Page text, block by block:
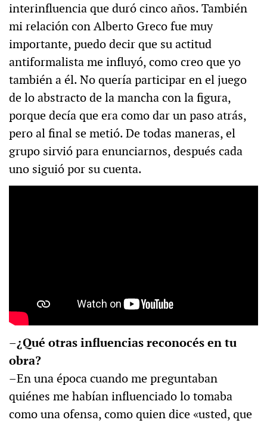
interinfluencia que duró cinco años. También
mi relación con Alberto Greco fue muy
importante, puedo decir que su actitud
antiformalista me influyó, como creo que yo
también a él. No quería participar en el juego
de lo abstracto de la mancha con la figura,
porque decía que era como dar un paso atrás,
pero al final se metió. De todas maneras, el
grupo sirvió para enunciarnos, después cada
uno siguió por su cuenta.
–¿Qué otras influencias reconocés en tu
obra?
–En una época cuando me preguntaban
quiénes me habían influenciado lo tomaba
como una ofensa, como quien dice «usted, que